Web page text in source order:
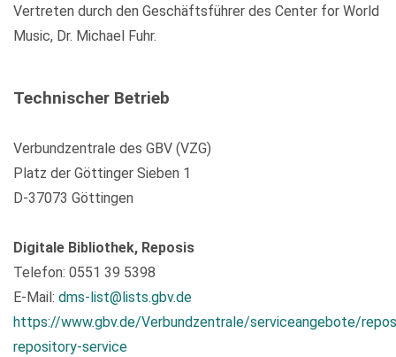
Vertreten durch den Geschäftsführer des Center for World
Music, Dr. Michael Fuhr.
Technischer Betrieb
Verbundzentrale des GBV (VZG)
Platz der Göttinger Sieben 1
D-37073 Göttingen
Digitale Bibliothek, Reposis
Telefon: 0551 39 5398
E-Mail: dms-list@lists.gbv.de
https://www.gbv.de/Verbundzentrale/serviceangebote/
repository-service